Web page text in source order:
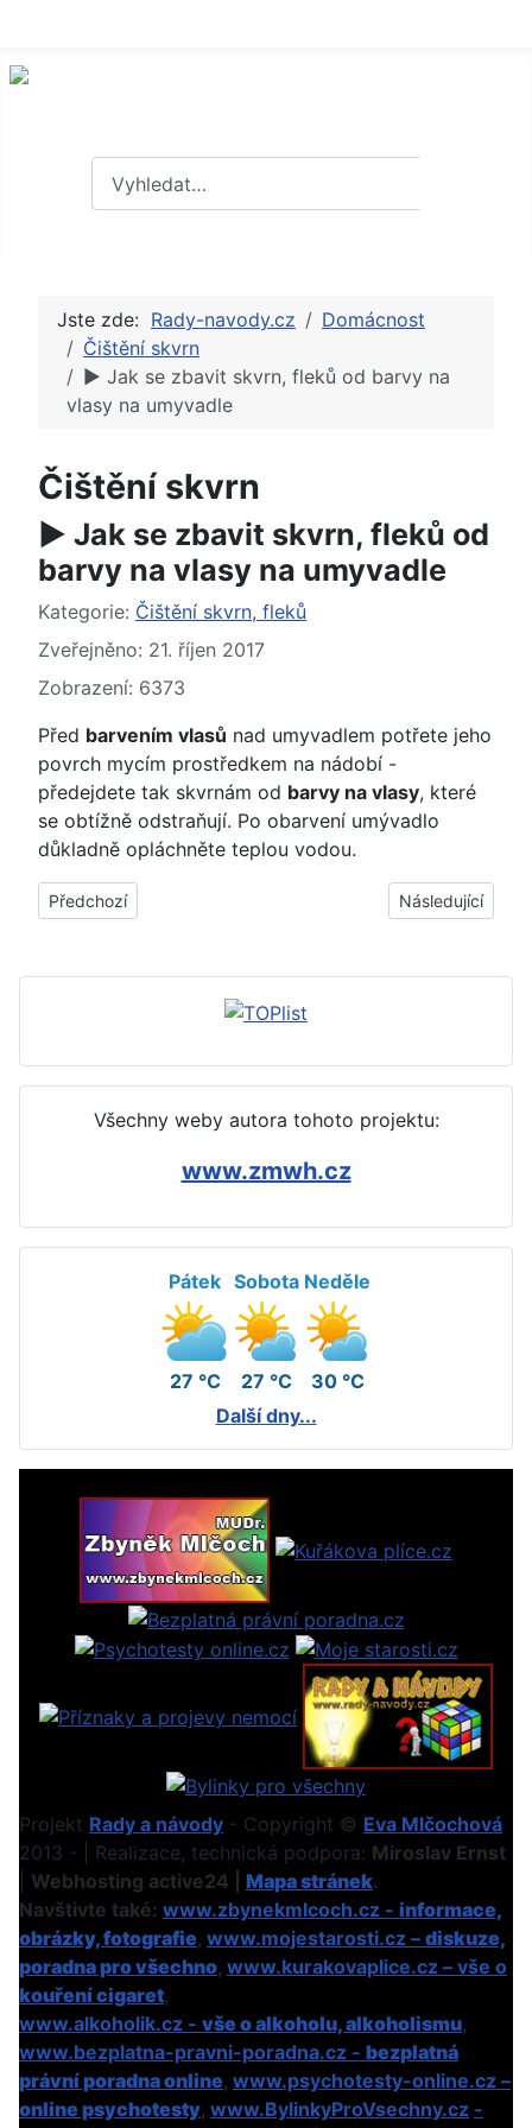
Jste zde: Rady-navody.cz
Domácnost
Čištění skvrn
► Jak se zbavit skvrn, fleků od barvy na
vlasy na umyvadle
Čištění skvrn
► Jak se zbavit skvrn, fleků od
barvy na vlasy na umyvadle
Základní údaje
Kategorie: Čištění skvrn, fleků
Zveřejněno: 21. říjen 2017
Zobrazení: 6373
Před barvením vlasů nad umyvadlem potřete jeho
povrch mycím prostředkem na nádobí -
předejdete tak skvrnám od barvy na vlasy, které
se obtížně odstraňují. Po obarvení umývadlo
důkladně opláchněte teplou vodou.
Předchozí článek: ► Jak se zbavit pryskyřice na rukách,
Předchozí Další článek: ►
Následující
Všechny weby autora tohoto projektu:
www.zmwh.cz
Pátek
27 °C
Sobota
27 °C
Neděle
30 °C
Další dny...
Projekt Rady a návody - Copyright © Eva Mlčochová
2013 - | Realizace, technická podpora: Miroslav Ernst
Webhosting active24 | Mapa stránek.
Navštivte také: www.zbynekmlcoch.cz - informace,
obrázky, fotografie, www.mojestarosti.cz – diskuze,
poradna pro všechno, www.kurakovaplice.cz – vše o
kouření cigaret,
www.alkoholik.cz - vše o alkoholu, alkoholismu,
www.bezplatna-pravni-poradna.cz - bezplatná
právní poradna online, www.psychotesty-online.cz –
online psychotesty, www.BylinkyProVsechny.cz -